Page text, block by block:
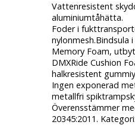
Vattenresistent
aluminiumtåhätta.
Foder i
nylonmesh.Bindsula
Memory Foam,
DMXRide Cushion
halkresistent
Ingen exponerad
metallfri
Överensstämmer
20345:2011.